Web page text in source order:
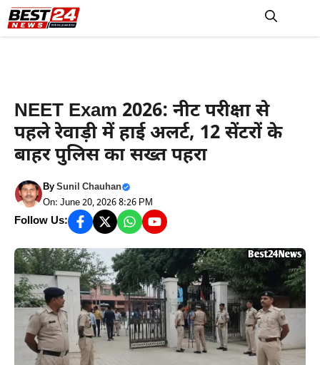
Skip
to
NEET Exam 2026: नीट परीक्षा से
पहले रेवाड़ी में हाई अलर्ट, 12 सेंटरों के
बाहर पुलिस का सख्त पहरा
BySunil Chauhan
On: June 20, 2026 8:26 PM
Follow Us: